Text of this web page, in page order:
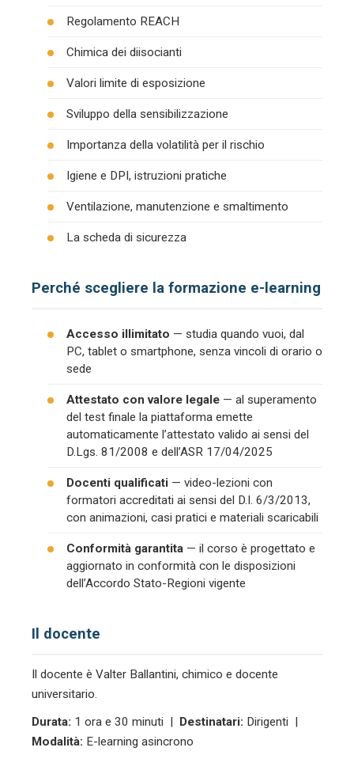
Regolamento REACH
Chimica dei diisocianti
Valori limite di esposizione
Sviluppo della sensibilizzazione
Importanza della volatilità per il rischio
Igiene e DPI, istruzioni pratiche
Ventilazione, manutenzione e smaltimento
La scheda di sicurezza
Perché scegliere la formazione e-learning
Accesso illimitato — studia quando vuoi, dal
PC, tablet o smartphone, senza vincoli di orario o
sede
Attestato con valore legale — al superamento
del test finale la piattaforma emette
automaticamente l’attestato valido ai sensi del
D.Lgs. 81/2008 e dell’ASR 17/04/2025
Docenti qualificati — video-lezioni con
formatori accreditati ai sensi del D.I. 6/3/2013,
con animazioni, casi pratici e materiali scaricabili
Conformità garantita — il corso è progettato e
aggiornato in conformità con le disposizioni
dell’Accordo Stato-Regioni vigente
Il docente
Il docente è Valter Ballantini, chimico e docente
universitario.
Durata: 1 ora e 30 minuti | Destinatari: Dirigenti |
Modalità: E-learning asincrono